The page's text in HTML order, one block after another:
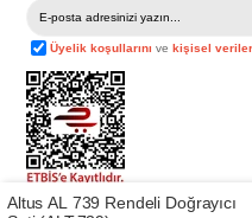
Üyelik koşullarını vekişisel
Telif Hakkı © 2026Afeks
Altus AL 739 Rendeli Doğrayıcı